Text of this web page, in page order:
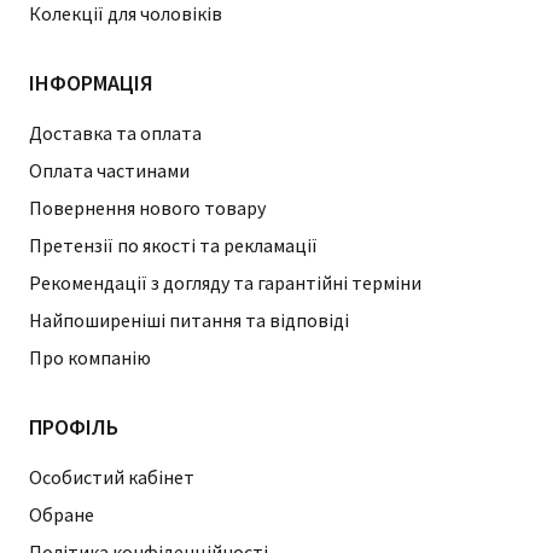
Колекції для чоловіків
ІНФОРМАЦІЯ
Доставка та оплата
Оплата частинами
Повернення нового товару
Претензії по якості та рекламації
Рекомендації з догляду та гарантійні терміни
Найпоширеніші питання та відповіді
Про компанію
ПРОФІЛЬ
Особистий кабінет
Обране